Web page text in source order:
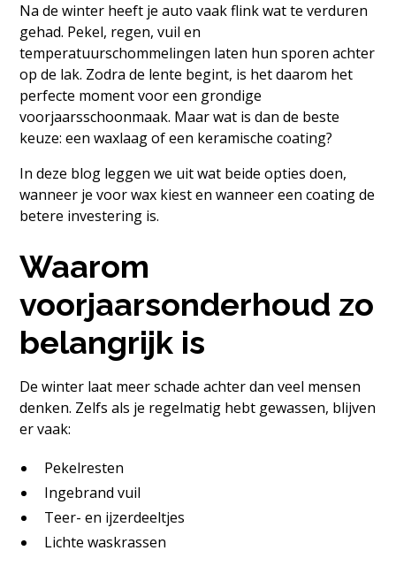
Na de winter heeft je auto vaak flink wat te verduren
gehad. Pekel, regen, vuil en
temperatuurschommelingen laten hun sporen achter
op de lak. Zodra de lente begint, is het daarom het
perfecte moment voor een grondige
voorjaarsschoonmaak. Maar wat is dan de beste
keuze: een waxlaag of een keramische coating?
In deze blog leggen we uit wat beide opties doen,
wanneer je voor wax kiest en wanneer een coating de
betere investering is.
Waarom
voorjaarsonderhoud zo
belangrijk is
De winter laat meer schade achter dan veel mensen
denken. Zelfs als je regelmatig hebt gewassen, blijven
er vaak:
Pekelresten
Ingebrand vuil
Teer- en ijzerdeeltjes
Lichte waskrassen